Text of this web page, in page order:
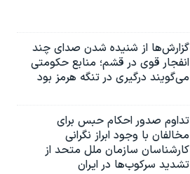
گزارش‌ها از شنیده شدن صدای چند
انفجار قوی در قشم؛ منابع حکومتی
می‌گویند درگیری در تنگه هرمز بود
تداوم صدور احکام حبس برای
مخالفان با وجود ابراز نگرانی
کارشناسان سازمان ملل متحد از
تشدید سرکوب‌ها در ایران